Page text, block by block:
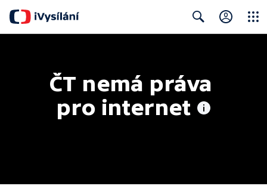
ČT nemá práva
pro internet